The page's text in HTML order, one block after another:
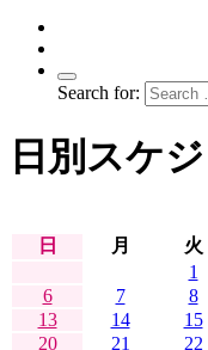
Search for:
日別スケ
日 月 火
1
6
7 8
13
14 15
20
21 22